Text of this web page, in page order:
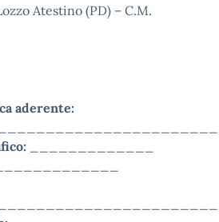
Atestino (PD) – C.M.
aderente: